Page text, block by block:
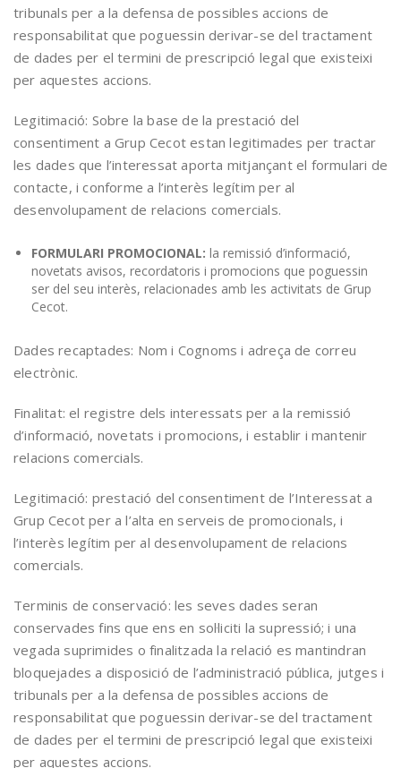
tribunals per a la defensa de possibles accions de
responsabilitat que poguessin derivar-se del tractament
de dades per el termini de prescripció legal que existeixi
per aquestes accions.
Legitimació: Sobre la base de la prestació del
consentiment a Grup Cecot estan legitimades per tractar
les dades que l’interessat aporta mitjançant el formulari de
contacte, i conforme a l’interès legítim per al
desenvolupament de relacions comercials.
FORMULARI PROMOCIONAL: la remissió d’informació,
novetats avisos, recordatoris i promocions que poguessin
ser del seu interès, relacionades amb les activitats de Grup
Cecot.
Dades recaptades: Nom i Cognoms i adreça de correu
electrònic.
Finalitat: el registre dels interessats per a la remissió
d’informació, novetats i promocions, i establir i mantenir
relacions comercials.
Legitimació: prestació del consentiment de l’Interessat a
Grup Cecot per a l’alta en serveis de promocionals, i
l’interès legítim per al desenvolupament de relacions
comercials.
Terminis de conservació: les seves dades seran
conservades fins que ens en sol·liciti la supressió; i una
vegada suprimides o finalitzada la relació es mantindran
bloquejades a disposició de l’administració pública, jutges i
tribunals per a la defensa de possibles accions de
responsabilitat que poguessin derivar-se del tractament
de dades per el termini de prescripció legal que existeixi
per aquestes accions.